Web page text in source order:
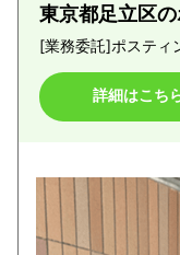
東京都足立区
[業務委託]ポスティ
詳細はこち